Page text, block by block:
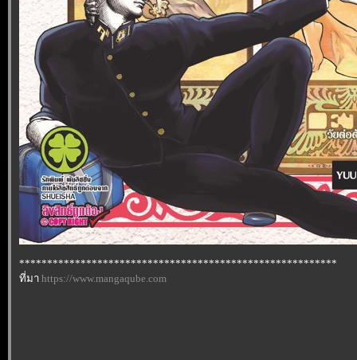
*********************************************************
ที่มา https://www.mangaqube.com